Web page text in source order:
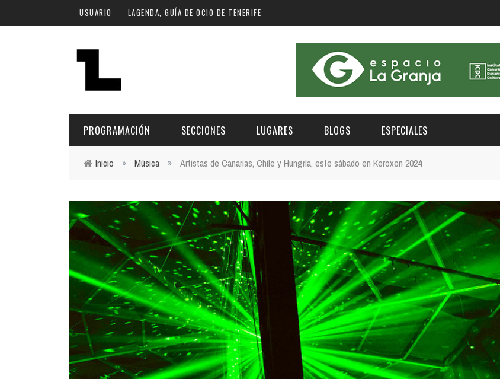
Pasar al contenido principal
USUARIO LAGENDA, GUÍA DE OCIO DE TENERIFE
PROGRAMACIÓN
Hoy
Plan Finde
Santa Cruz | La Laguna
Cultura
Deporte y Naturaleza
Gastro
Infantil
Música
Escénicas
SECCIONES
ESCÉNICAS
CULTURA
GASTRONOMÍA
INFANTIL
LUGARES
SALAS Y AUDITORIOS
ESPACIOS CULTURALES
NOCHE
LOCALES CON ACTUACIONES
COMERCIO
GASTRO
FORMATIVO
BLOGS ESPECIALES
FESTIVAL TAGANANA 2026
TENERIFE PHE FESTIVAL 2026
XXVII VERANO DE CUENTO
Inicio » Música » Artistas de Canarias, Chile y Hungría, este sábado en Keroxen 2024